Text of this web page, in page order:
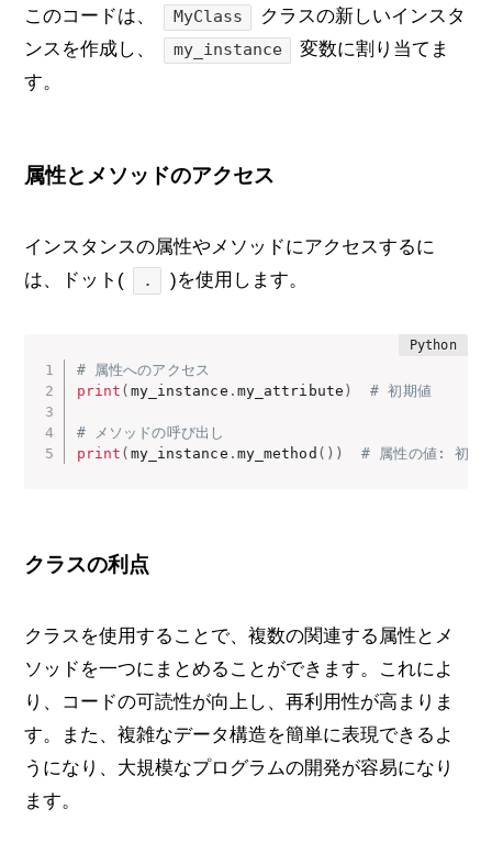
このコードは、 MyClass
クラスの新しいインスタ
ンスを作成し、
my_instance
変数に割り当てま
す。
属性とメソッドのアクセス
インスタンスの属性やメソッドにアクセスするに
は、ドット(
. )を使用します。
# 属性へのアクセス
print ( my_instance . my_attribute ) # 初期値
# メソッドの呼び出し
print ( my_instance . my_method ( ) ) # 属性の値: 初期
クラスの利点
クラスを使用することで、複数の関連する属性とメ
ソッドを一つにまとめることができます。これによ
り、コードの可読性が向上し、再利用性が高まりま
す。また、複雑なデータ構造を簡単に表現できるよ
うになり、大規模なプログラムの開発が容易になり
ます。